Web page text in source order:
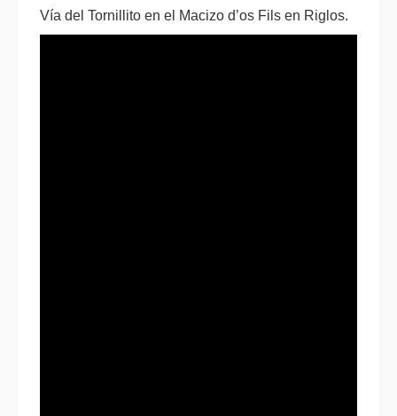
Vía del Tornillito en el Macizo d’os Fils en Riglos.